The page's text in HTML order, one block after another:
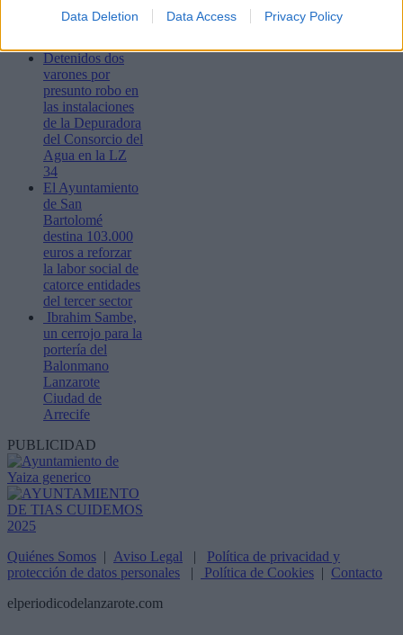
Data Deletion Data Access Privacy Policy
Volcanes -
Trofeo Ciudad de
Detenidos dos
varones por
presunto robo en
las instalaciones
de la Depuradora
del Consorcio del
Agua en la LZ
34
El Ayuntamiento
de San
Bartolomé
destina 103.000
euros a reforzar
la labor social de
catorce entidades
del tercer sector
Ibrahim Sambe,
un cerrojo para la
portería del
Balonmano
Lanzarote
Ciudad de
Arrecife
PUBLICIDAD
Quiénes Somos | Aviso Legal | Política de privacidad y
protección de datos personales | Política de Cookies | Contacto
elperiodicodelanzarote.com